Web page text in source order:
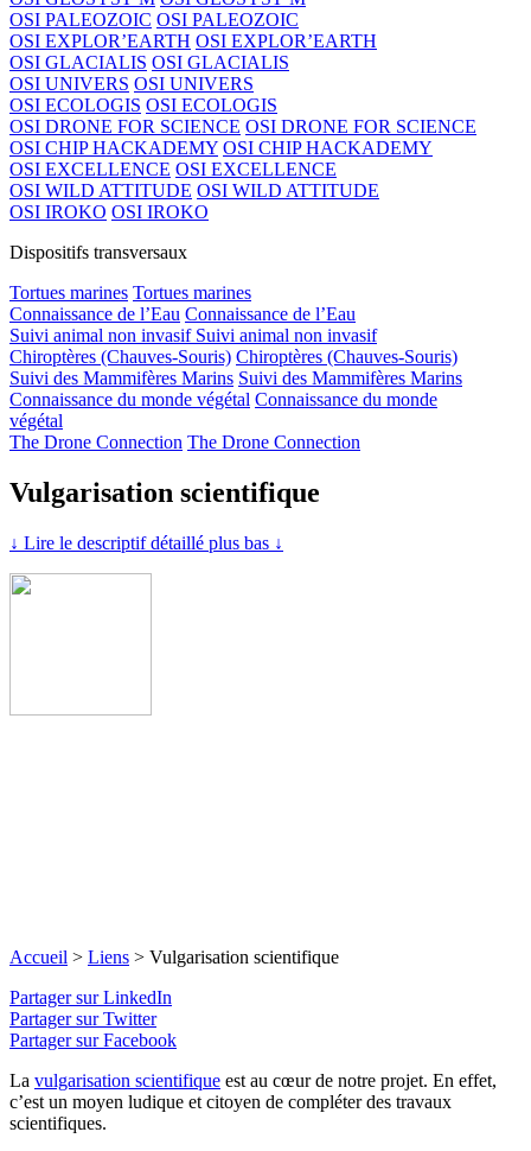
OSI PALEOZOIC OSI PALEOZOIC
OSI EXPLOR’EARTH OSI EXPLOR’EARTH
OSI GLACIALIS OSI GLACIALIS
OSI UNIVERS OSI UNIVERS
OSI ECOLOGIS OSI ECOLOGIS
OSI DRONE FOR SCIENCE OSI DRONE FOR SCIENCE
OSI CHIP HACKADEMY OSI CHIP HACKADEMY
OSI EXCELLENCE OSI EXCELLENCE
OSI WILD ATTITUDE OSI WILD ATTITUDE
OSI IROKO OSI IROKO
Dispositifs transversaux
Tortues marines Tortues marines
Connaissance de l’Eau Connaissance de l’Eau
Suivi animal non invasif Suivi animal non invasif
Chiroptères (Chauves-Souris) Chiroptères (Chauves-Souris)
Suivi des Mammifères Marins Suivi des Mammifères Marins
Connaissance du monde végétal Connaissance du monde
végétal
The Drone Connection The Drone Connection
Vulgarisation scientifique
↓ Lire le descriptif détaillé plus bas ↓
Accueil > Liens > Vulgarisation scientifique
Partager sur LinkedIn
Partager sur Twitter
Partager sur Facebook
La vulgarisation scientifique est au cœur de notre projet. En effet,
c’est un moyen ludique et citoyen de compléter des travaux
scientifiques.